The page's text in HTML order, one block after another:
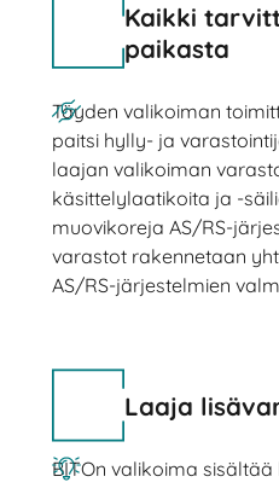
Kaikki
paikasta
Täyden valikoiman
paitsi hylly- ja
laajan valikoiman
käsittelylaatikoita ja -
muovikoreja AS/RS-
varastot rakennetaan
AS/RS-järjestelmien
Laaja
BITOn valikoima